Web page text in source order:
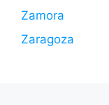
Zamora
Zaragoza